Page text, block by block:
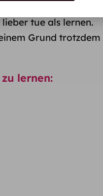
längsten
tue als lernen.
Grund trotzdem
lernen: